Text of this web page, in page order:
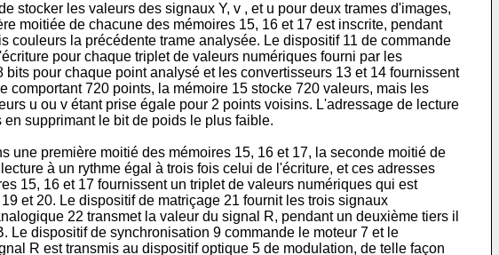
stocker les valeurs des signaux Y, v , et u pour deux trames d'images,
moitiée de chacune des mémoires 15, 16 et 17 est inscrite, pendant
la précédente trame analysée. Le dispositif 11 de commande
pour chaque triplet de valeurs numériques fourni par les
pour chaque point analysé et les convertisseurs 13 et 14 fournissent
720 points, la mémoire 15 stocke 720 valeurs, mais les
u ou v étant prise égale pour 2 points voisins. L'adressage de lecture
supprimant le bit de poids le plus faible.
une première moitié des mémoires 15, 16 et 17, la seconde moitié de
à un rythme égal à trois fois celui de l'écriture, et ces adresses
15, 16 et 17 fournissent un triplet de valeurs numériques qui est
et 20. Le dispositif de matriçage 21 fournit les trois signaux
22 transmet la valeur du signal R, pendant un deuxième tiers il
Le dispositif de synchronisation 9 commande le moteur 7 et le
R est transmis au dispositif optique 5 de modulation, de telle façon